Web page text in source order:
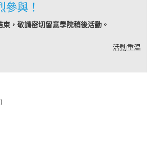
參與！
，敬請密切留意學院稍後活動。
活動重温